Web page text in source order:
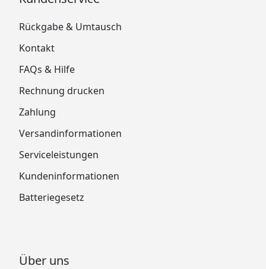
Rückgabe & Umtausch
Kontakt
FAQs & Hilfe
Rechnung drucken
Zahlung
Versandinformationen
Serviceleistungen
Kundeninformationen
Batteriegesetz
Über uns